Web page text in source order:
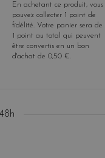
En achetant ce produit, vous
pouvez collecter
point de
fidélité. Votre panier sera de
point au total qui peuvent
être convertis en un bon
d'achat de 0,50 €.